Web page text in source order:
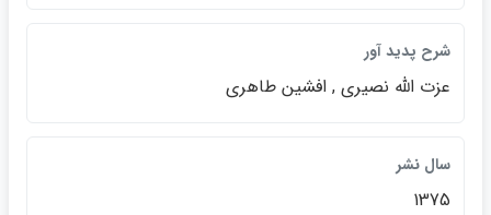
شرح پديد آور
عزت الله نصيري , افشين طاهري
سال نشر
1375